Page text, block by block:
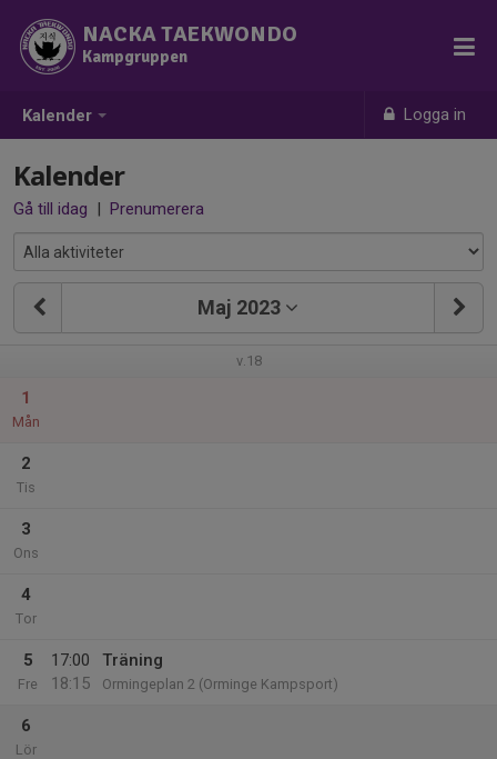
Kalender Logga in
NACKA TAEKWONDO
Kampgruppen
Kalender
Gå till idag | Prenumerera
Maj 2023
v.18
1
Mån
2
Tis
3
Ons
4
Tor
5
Fre
17:00
18:15
Träning
Ormingeplan 2 (Orminge Kampsport)
6
Lör